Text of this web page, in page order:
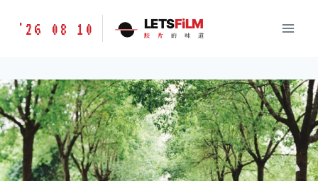
胶
味
道
LETSFILM
'26 08 10 LETSFiLM
胶 片 的 味 道